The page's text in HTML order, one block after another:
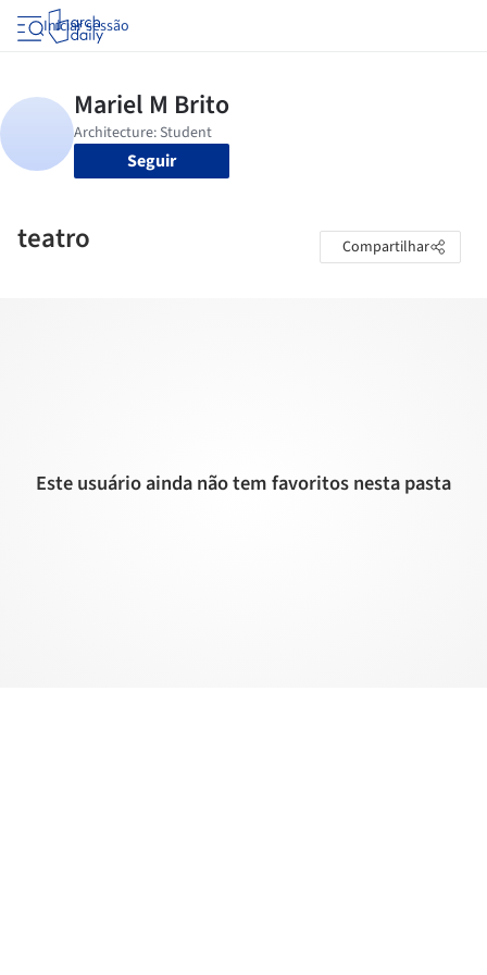
Iniciar sessão
Seguir
teatro Compartilhar
Este usuário ainda não tem favoritos nesta pasta